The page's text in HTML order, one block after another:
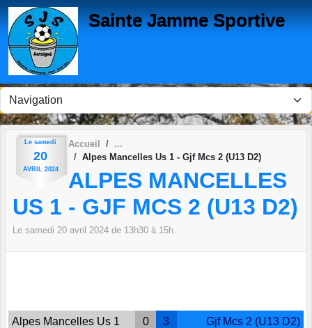
Sainte Jamme Sportive
Le samedi
20
AVRIL 2024
Accueil
Alpes Mancelles Us 1 - Gjf Mcs 2 (U13 D2)
ALPES MANCELLES
US 1 - GJF MCS 2 (U13 D2)
Le samedi 20 avril 2024 de 13h30 à 15h
Alpes Mancelles Us 1 0 3 Gjf Mcs 2 (U13 D2)
Panneau de gestion des cookies